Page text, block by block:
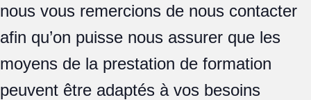
nous vous remercions de nous contacter
afin qu’on puisse nous assurer que les
moyens de la prestation de formation
peuvent être adaptés à vos besoins